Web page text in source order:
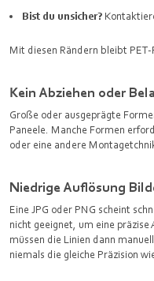
Bist du unsicher?
Mit diesen Rändern bleibt
Kein Abziehen oder
Große oder ausgeprägte
Paneele. Manche Formen
oder eine andere
Niedrige Auflösung
Eine JPG oder PNG scheint
nicht geeignet, um eine präzise
müssen die Linien dann
niemals die gleiche Präzision